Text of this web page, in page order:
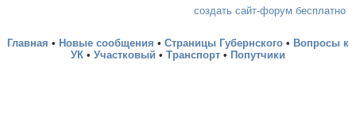
создать сайт-форум бесплатно
Главная • Новые сообщения • Страницы Губернского • Вопросы к
УК • Участковый • Транспорт • Попутчики